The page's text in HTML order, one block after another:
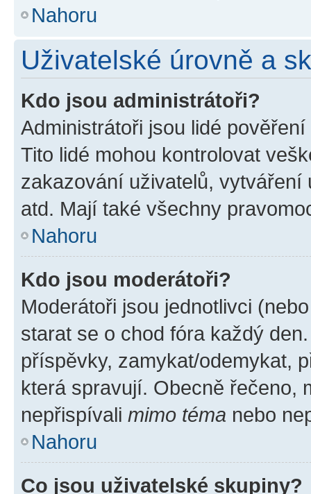
Nahoru
Uživatelské úrovně a
Kdo jsou administrátoři?
Administrátoři jsou lidé
Tito lidé mohou kontrolovat
zakazování uživatelů,
atd. Mají také všechny
Nahoru
Kdo jsou moderátoři?
Moderátoři jsou jednotlivci
starat se o chod fóra každý
příspěvky, zamykat/odemykat,
která spravují. Obecně řečeno,
nepřispívali mimo téma nebo
Nahoru
Co jsou uživatelské skupiny?